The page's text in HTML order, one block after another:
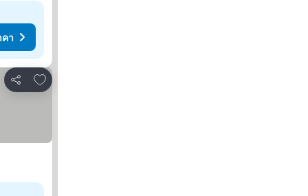
า
แชร์
เพิ่มในรายการโปรด